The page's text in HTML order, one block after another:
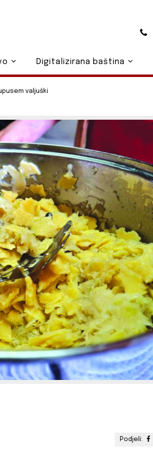
valjuški
Podjeli:
Digitalizirana baština